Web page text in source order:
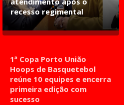
recesso regimental
1ª Copa Porto União
Hoops de Basquetebol
reúne 10 equipes e encerra
primeira edição com
sucesso